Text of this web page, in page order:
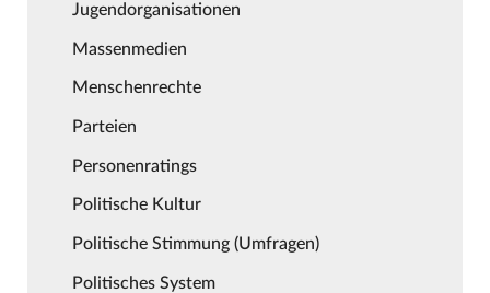
Jugendorganisationen
Massenmedien
Menschenrechte
Parteien
Personenratings
Politische Kultur
Politische Stimmung (Umfragen)
Politisches System